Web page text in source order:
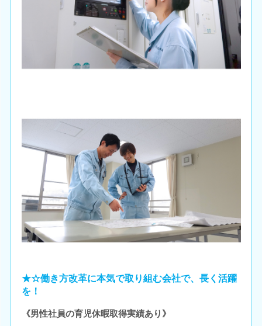
★☆働き方改革に本気で取り組む会社で、長く活躍
を！
《男性社員の育児休暇取得実績あり》